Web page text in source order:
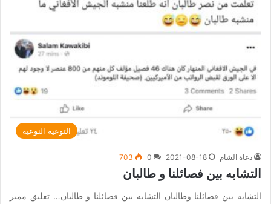
التوعية النوعية
دعاة الشام 2021-08-18
0
703
التشابه بين فصائلنا و طالبان
التشابه بين فصائلنا وطالبان التشابه بين فصائلنا و طالبان… تعليق مميز